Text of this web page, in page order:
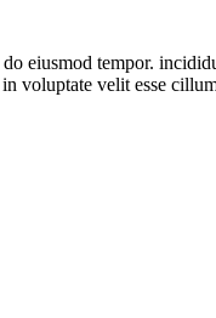
eiusmod tempor.
voluptate velit esse